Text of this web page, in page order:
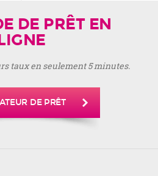
DE PRÊT EN
taux en seulement 5 minutes.
DE PRÊT